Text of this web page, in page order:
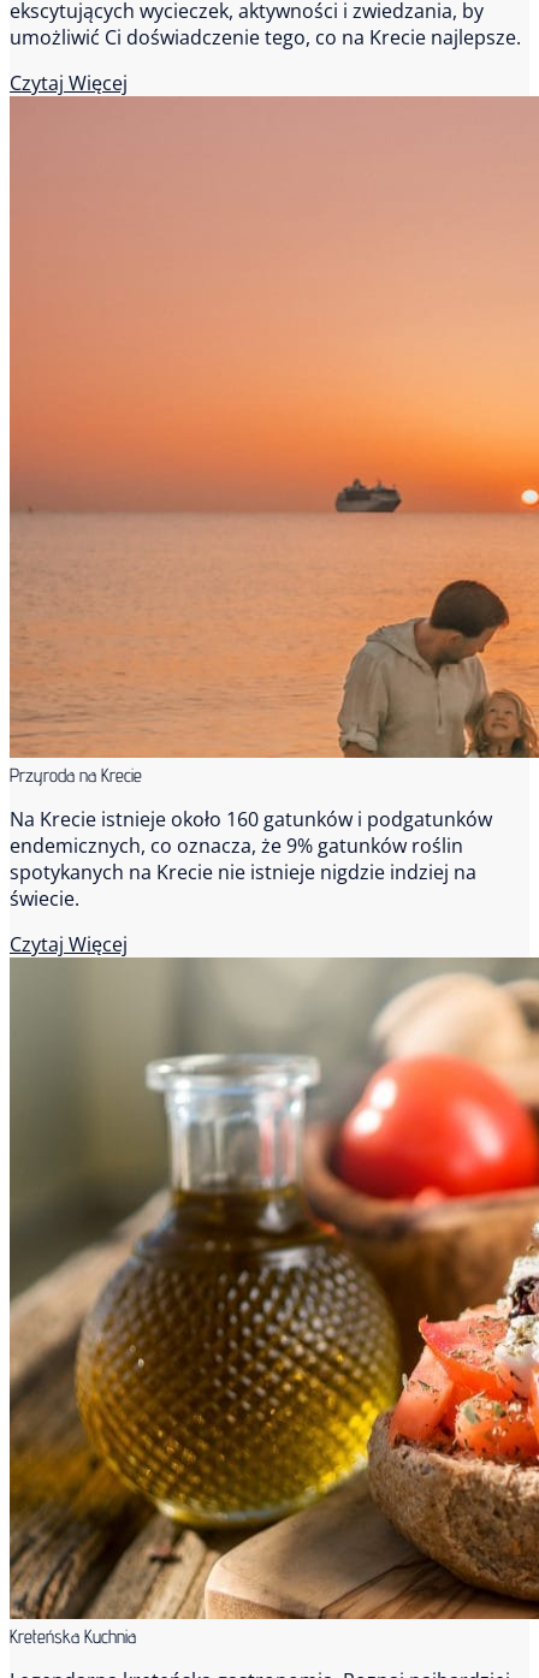
ekscytujących wycieczek, aktywności i zwiedzania, by
umożliwić Ci doświadczenie tego, co na Krecie najlepsze.
Czytaj Więcej
Przyroda na Krecie
Na Krecie istnieje około 160 gatunków i podgatunków
endemicznych, co oznacza, że 9% gatunków roślin
spotykanych na Krecie nie istnieje nigdzie indziej na
świecie.
Czytaj Więcej
Kreteńska Kuchnia